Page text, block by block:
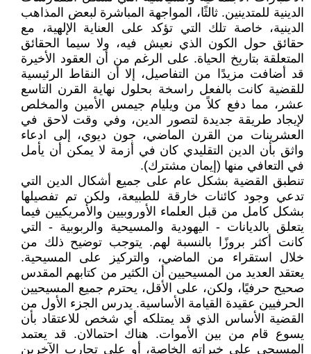
الدينية للمتدينين. ثالثًا، المواجهة المباشرة لبعض المذاهب
الدينية، خاصة تلك التي تؤكد على العناية الإلهية، مع
حقائق حول الكون الذي نعيش فيه، ولا سيما الحقائق
المتعلقة بتاريخ الحياة. على الرغم من أن العقود الأخيرة
قد أضافت مزيدًا من التفاصيل، إلا أن النقاط الرئيسية
للقضية كانت بالفعل راسخة بحلول نهاية القرن التاسع
عشر، مما دفع كلاً من ويليام جيمس الأمين والمخلص
لإيجاد طريقة جديدة لتصور الدين، وفي وقت لاحق في
العشرينات من القرن الماضي، جون ديوي، إلى ادعاء
واثق بأن الدين التقليدي كان في أزمة لا يمكن أن يأمل
في التعافي منها (إيمان مشترك).
تنطبق القضية بشكل عام على جميع أشكال الدين التي
تدعي وجود كائنات خارقة للطبيعة، ولكن تم تفصيلها
بشكل كامل من قبل العلماء الأوروبيين والأمريكيين فيما
يتعلق بالديانات - اليهودية والمسيحية والربوبية - التي
كانت أكثر بروزًا بالنسبة لهم. يتوجب توضيح ذلك من
خلال استقراء من الماضي، والتركيز على المسيحية.
يعتقد العديد من المسيحيين أن الكثير من كتابهم المقدس
صحيح حرفيًا، ولكن، على الأقل، يحترم جميع المسيحيين
الحرفيين عقيدة القيامة الأساسية. يدرس الجزء الأول من
القضية الأساس الذي قد يمتلكه أي شخص للاعتقاد بأن
يسوع قام من بين الأموات. هناك احتمالان. قد يعتمد
المسيحي على خبراته الخاصة، أو على تجارب الآخرين